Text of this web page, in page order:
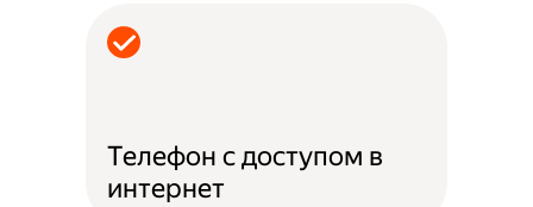
Телефон с доступом в
интернет